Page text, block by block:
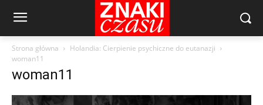
Strona główna
Holandia: Cierpienie psychiczne do eutanazji
woman11
woman11